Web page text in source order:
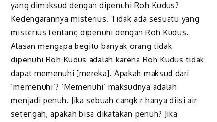
yang dimaksud dengan dipenuhi Roh Kudus?
Kedengarannya misterius. Tidak ada sesuatu yang
misterius tentang dipenuhi dengan Roh Kudus.
Alasan mengapa begitu banyak orang tidak
dipenuhi Roh Kudus adalah karena Roh Kudus tidak
dapat memenuhi [mereka]. Apakah maksud dari
‘memenuhi’? ‘Memenuhi’ maksudnya adalah
menjadi penuh. Jika sebuah cangkir hanya diisi air
setengah, apakah bisa dikatakan penuh? Jika